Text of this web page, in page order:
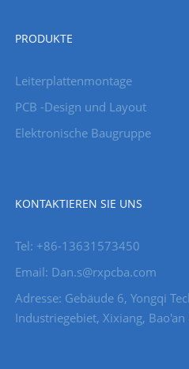
PRODUKTE
Leiterplattenmontage
PCB -Design und Layout
Elektronische Baugruppe
KONTAKTIEREN SIE UNS
Tel: +86-13631573450
Email: Dan.s@rxpcba.com
Adresse: Gebäude 6, Yongqi
Industriegebiet, Xixiang,